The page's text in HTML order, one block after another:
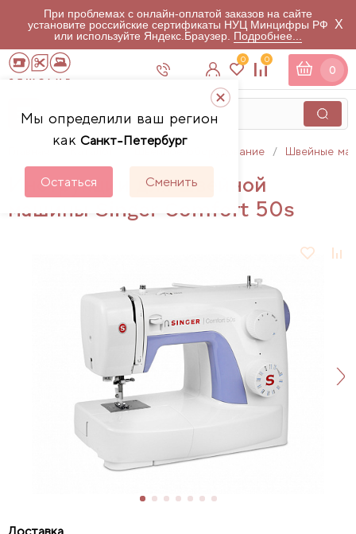
При проблемах с онлайн-оплатой заказов на сайте
установите российские сертификаты НУЦ Минцифры РФ
или используйте Яндекс.Браузер. Подробнее...
X
Мы определили ваш регион
как Санкт-Петербург
Остаться Сменить
0 0
0
Швейное оборудование Швейные
Инструкции для швейной
машины Singer Comfort 50s